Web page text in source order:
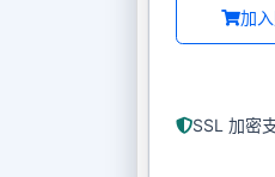
加
SSL 加密